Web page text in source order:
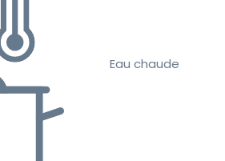
Eau chaude